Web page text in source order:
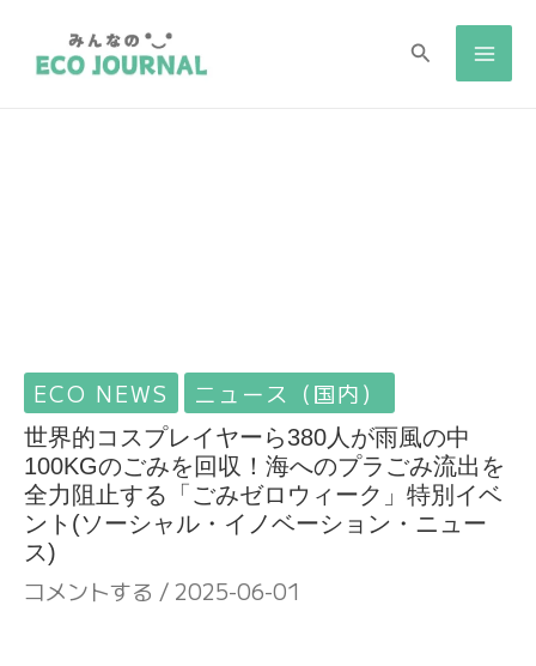
検
ECO NEWS ニュース（国内）
世界的コスプレイヤーら380人が雨風の中
100KGのごみを回収！海へのプラごみ流出を
全力阻止する「ごみゼロウィーク」特別イベ
ント(ソーシャル・イノベーション・ニュー
ス)
コメントする / 2025-06-01
索